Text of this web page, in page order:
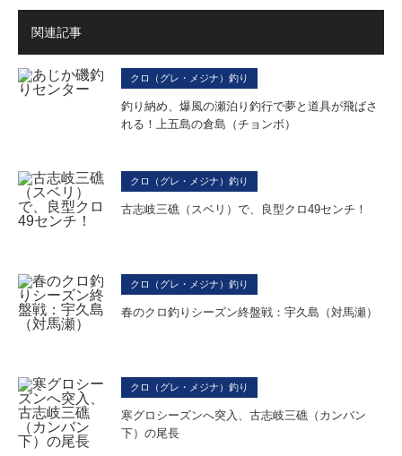
関連記事
クロ（グレ・メジナ）釣り
釣り納め、爆風の瀬泊り釣行で夢と道具が飛ばさ
れる！上五島の倉島（チョンボ）
クロ（グレ・メジナ）釣り
古志岐三礁（スベリ）で、良型クロ49センチ！
クロ（グレ・メジナ）釣り
春のクロ釣りシーズン終盤戦：宇久島（対馬瀬）
クロ（グレ・メジナ）釣り
寒グロシーズンへ突入、古志岐三礁（カンバン
下）の尾長